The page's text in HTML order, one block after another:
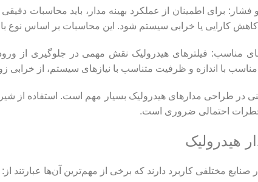
برای اطمینان از عملکرد بهینه مدار، باید محاسبات
کاهش کارایی یا خرابی سیستم شود. این محاسبات بر اساس
مناسب: فیلترهای هیدرولیک نقش مهمی در جلوگیری از
مناسب با اندازه و ظرفیت متناسب با نیازهای سیستم، از
در طراحی مدارهای هیدرولیک بسیار مهم است. استفاده از
خطرات احتمالی ضروری است.
هیدرولیک
صنایع مختلفی کاربرد دارند که برخی از مهم‌ترین آن‌ها عبارتند از: